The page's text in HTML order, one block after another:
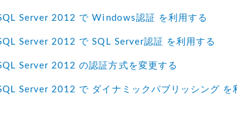
Server 2012 で Windows認証 を利用する
Server 2012 で SQL Server認証 を利用する
Server 2012 の認証方式を変更する
Server 2012 で ダイナミックパブリッシング を